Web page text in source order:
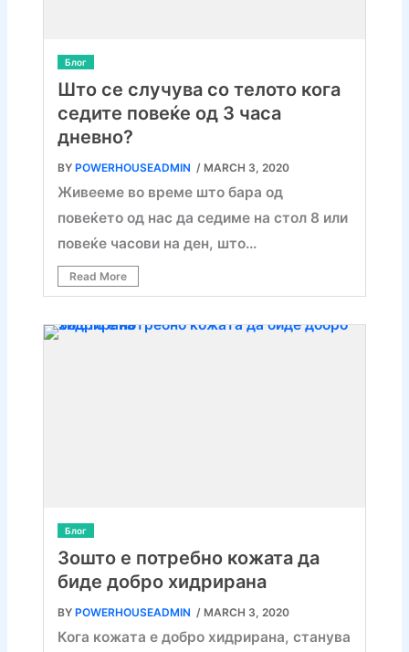
Блог
Што се случува со телото кога
седите повеќе од 3 часа
дневно?
BY POWERHOUSEADMIN / MARCH 3, 2020
Живееме во време што бара од
повеќето од нас да седиме на стол 8 или
повеќе часови на ден, што…
Read More
Блог
Зошто е потребно кожата да
биде добро хидрирана
BY POWERHOUSEADMIN / MARCH 3, 2020
Кога кожата е добро хидрирана, станува